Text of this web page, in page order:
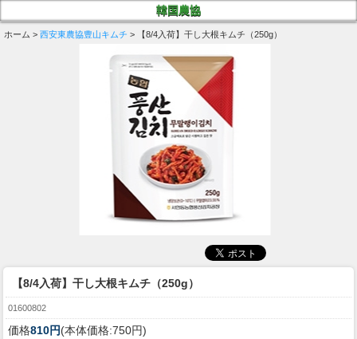
韓国農協
ホーム > 西安東農協豊山キムチ > 【8/4入荷】干し大根キムチ（250g）
【8/4入荷】干し大根キムチ（250g）
01600802
価格810円(本体価格:750円)